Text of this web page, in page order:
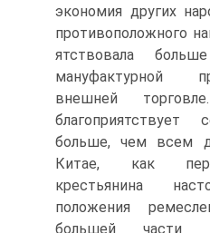
экономия других
противоположного
ятствовала
мануфактурной
внешней
благоприятствует
больше, чем всем
Китае, как
крестьянина
положения
большей части